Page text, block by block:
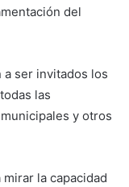
del
a ser invitados los
las
y otros
la capacidad